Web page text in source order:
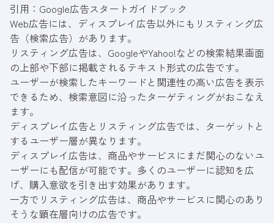
引用： Google広告スタートガイドブック
Web広告には、ディスプレイ広告以外にもリスティング広
告（検索広告）があります。
リスティング広告は、GoogleやYahoo!などの検索結果画面
の上部や下部に掲載されるテキスト形式の広告です。
ユーザーが検索したキーワードと関連性の高い広告を表示
できるため、検索意図に沿ったターゲティングがおこなえ
ます。
ディスプレイ広告とリスティング広告では、ターゲットと
するユーザー層が異なります。
ディスプレイ広告は、商品やサービスにまだ関心のないユ
ーザーにも配信が可能です。多くのユーザーに認知を広
げ、購入意欲を引き出す効果があります。
一方でリスティング広告は、商品やサービスに関心のあり
そうな顕在層向けの広告です。